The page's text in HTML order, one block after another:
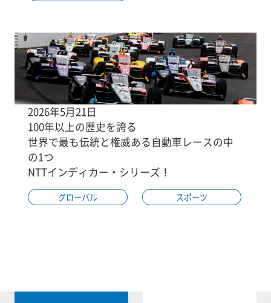
2026年5月21日
100年以上の歴史を誇る
世界で最も伝統と権威ある自動車レースの中
の1つ
NTTインディカー・シリーズ！
グローバル スポーツ